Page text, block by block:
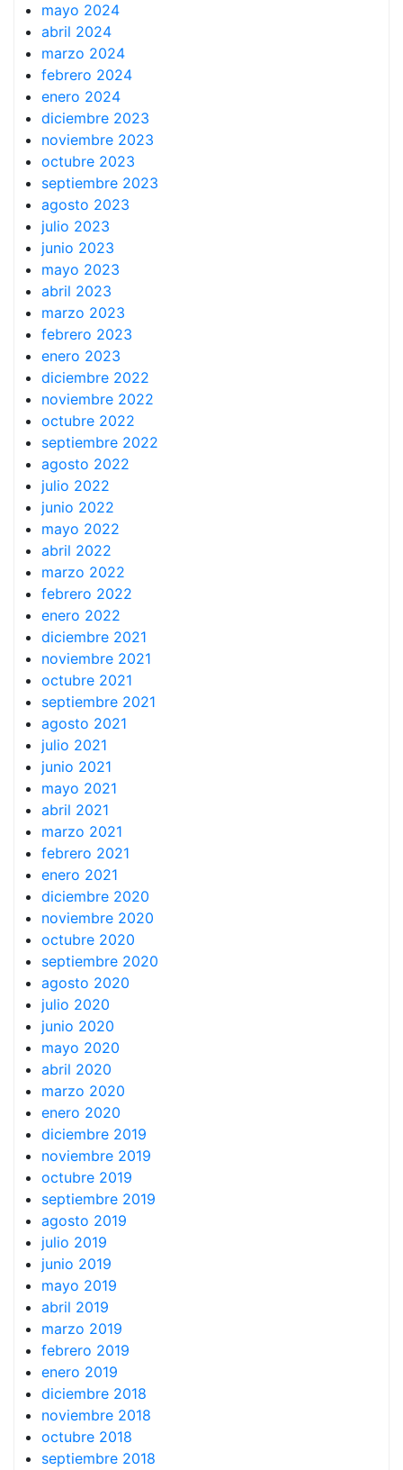
mayo 2024
abril 2024
marzo 2024
febrero 2024
enero 2024
diciembre 2023
noviembre 2023
octubre 2023
septiembre 2023
agosto 2023
julio 2023
junio 2023
mayo 2023
abril 2023
marzo 2023
febrero 2023
enero 2023
diciembre 2022
noviembre 2022
octubre 2022
septiembre 2022
agosto 2022
julio 2022
junio 2022
mayo 2022
abril 2022
marzo 2022
febrero 2022
enero 2022
diciembre 2021
noviembre 2021
octubre 2021
septiembre 2021
agosto 2021
julio 2021
junio 2021
mayo 2021
abril 2021
marzo 2021
febrero 2021
enero 2021
diciembre 2020
noviembre 2020
octubre 2020
septiembre 2020
agosto 2020
julio 2020
junio 2020
mayo 2020
abril 2020
marzo 2020
enero 2020
diciembre 2019
noviembre 2019
octubre 2019
septiembre 2019
agosto 2019
julio 2019
junio 2019
mayo 2019
abril 2019
marzo 2019
febrero 2019
enero 2019
diciembre 2018
noviembre 2018
octubre 2018
septiembre 2018